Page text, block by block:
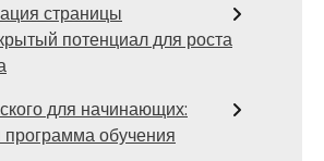
страницы
потенциал для роста
для начинающих:
обучения